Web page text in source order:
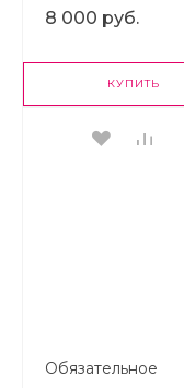
PRO
8 000 руб.
КУПИТЬ
Обязательное